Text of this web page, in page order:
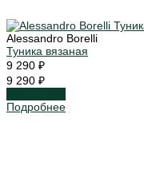
Alessandro Borelli
Туника вязаная
9 290 ₽
9 290 ₽
Подробнее